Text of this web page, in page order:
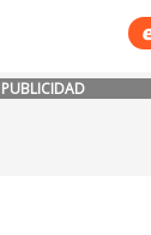
PUBLICIDAD